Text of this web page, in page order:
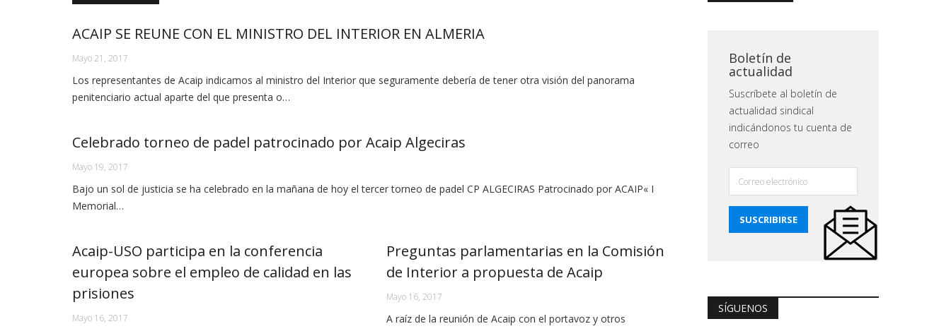
ACAIP SE REUNE CON EL MINISTRO DEL INTERIOR EN ALMERIA
Mayo 21, 2017
Los representantes de Acaip indicamos al ministro del Interior que seguramente debería de tener otra visión del panorama
penitenciario actual aparte del que presenta o…
Celebrado torneo de padel patrocinado por Acaip Algeciras
Mayo 19, 2017
Bajo un sol de justicia se ha celebrado en la mañana de hoy el tercer torneo de padel CP ALGECIRAS Patrocinado por ACAIP« I
Memorial…
Acaip-USO participa en la conferencia
europea sobre el empleo de calidad en las
prisiones
Mayo 16, 2017
Preguntas parlamentarias en la Comisión
de Interior a propuesta de Acaip
Mayo 16, 2017
A raíz de la reunión de Acaip con el portavoz y otros
Boletín de
actualidad
Suscríbete al boletín de
actualidad sindical
indicándonos tu cuenta de
correo
SÍGUENOS